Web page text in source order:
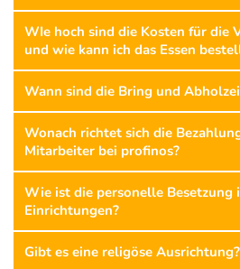
WIe hoch sind die Kosten für die
und wie kann ich das Essen
Wann sind die Bring und
Wonach richtet sich die
Mitarbeiter bei profinos?
Wie ist die personelle Besetzung
Einrichtungen?
Gibt es eine religöse Ausrichtung?